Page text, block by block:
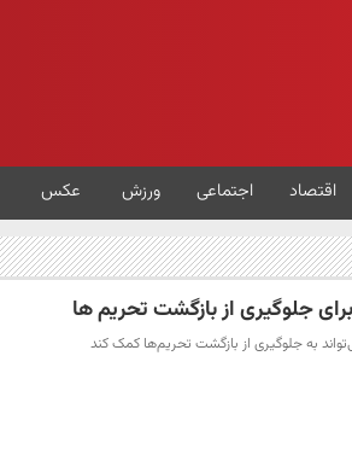
اقتصاد اجتماعی ورزش عکس
جلوگیری از بازگشت تحریم ها
به جلوگیری از بازگشت تحریم‌ها کمک کند